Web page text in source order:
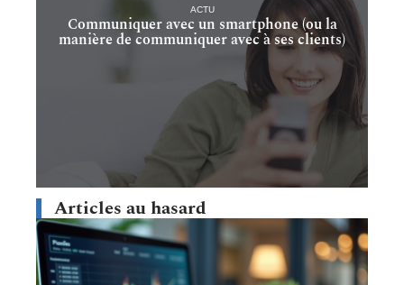
ACTU
Communiquer avec un smartphone (ou la
manière de communiquer avec à ses clients)
Articles au hasard